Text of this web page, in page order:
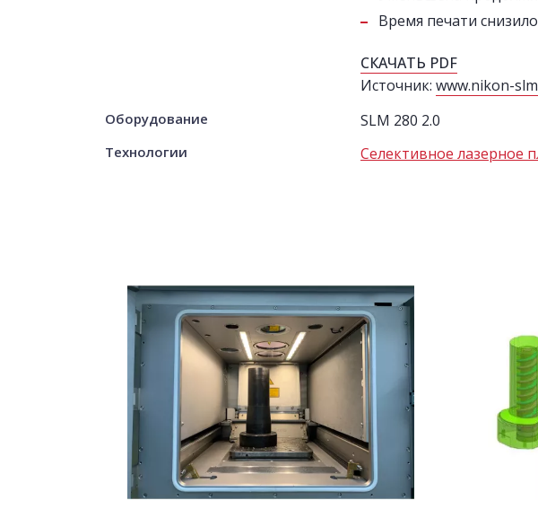
Время печати
СКАЧАТЬ PDF
Источник: www.nikon-
Оборудование SLM 280 2.0
Технологии Селективное лазерное